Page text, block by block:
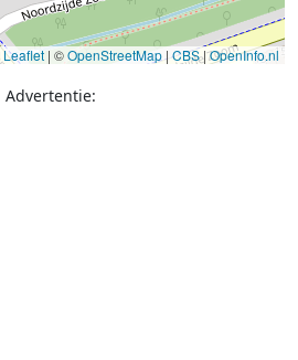
Leaflet | ©OpenStreetMap|CBS|OpenInfo.nl
Advertentie: